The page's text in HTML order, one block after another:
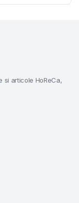
si articole HoReCa,